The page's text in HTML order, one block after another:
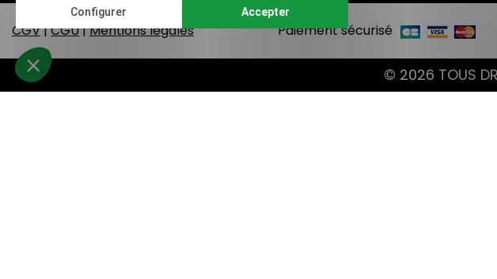
CGV|CGU|Mentions légales Paiement sécurisé
© 2026 TOUS